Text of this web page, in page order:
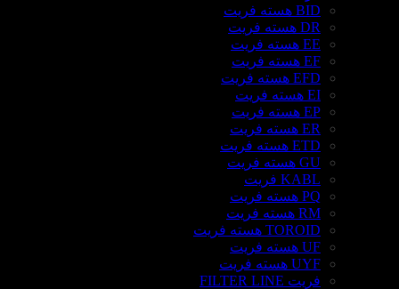
BID هسته فریت
DR هسته فریت
EE هسته فریت
EF هسته فریت
EFD هسته فریت
EI هسته فریت
EP هسته فریت
ER هسته فریت
ETD هسته فریت
GU هسته فریت
KABL فریت
PQ هسته فریت
RM هسته فریت
TOROID هسته فریت
UF هسته فریت
UYF هسته فریت
فریت FILTER LINE